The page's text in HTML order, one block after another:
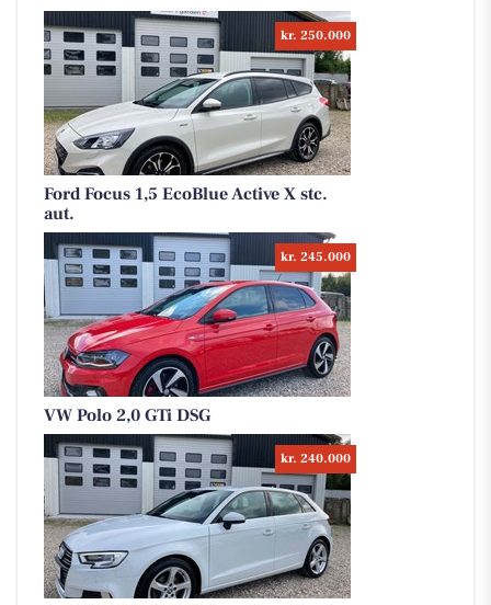
kr. 250.000
Ford Focus 1,5 EcoBlue Active X stc.
aut.
kr. 245.000
VW Polo 2,0 GTi DSG
kr. 240.000